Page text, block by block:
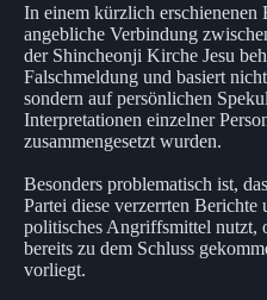
In einem kürzlich
angebliche Verbindung
der Shincheonji Kirche Jesu
Falschmeldung und basiert
sondern auf persönlichen
Interpretationen einzelner
zusammengesetzt wurden.
Besonders problematisch ist,
Partei diese verzerrten
politisches Angriffsmittel nutzt,
bereits zu dem Schluss
vorliegt.